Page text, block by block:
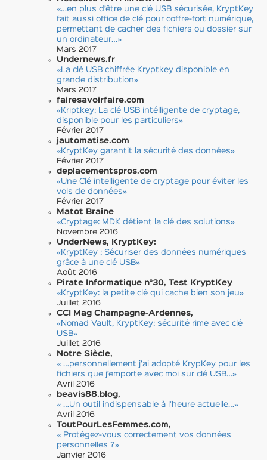
«…en plus d’être une clé USB sécurisée, KryptKey
fait aussi office de clé pour coffre-fort numérique,
permettant de cacher des fichiers ou dossier sur
un ordinateur…»
Mars 2017
Undernews.fr
«La clé USB chiffrée Kryptkey disponible en
grande distribution»
Mars 2017
fairesavoirfaire.com
«Kriptkey: La clé USB intélligente de cryptage,
disponible pour les particuliers»
Février 2017
jautomatise.com
«KryptKey garantit la sécurité des données»
Février 2017
deplacementspros.com
«Une Clé intelligente de cryptage pour éviter les
vols de données»
Février 2017
Matot Braine
«Cryptage: MDK détient la clé des solutions»
Novembre 2016
UnderNews, KryptKey:
«KryptKey : Sécuriser des données numériques
grâce à une clé USB»
Août 2016
Pirate Informatique n°30, Test KryptKey
«KryptKey: la petite clé qui cache bien son jeu»
Juillet 2016
CCI Mag Champagne-Ardennes,
«Nomad Vault, KryptKey: sécurité rime avec clé
USB»
Juillet 2016
Notre Siècle,
« …personnellement j’ai adopté KrypKey pour les
fichiers que j’emporte avec moi sur clé USB…»
Avril 2016
beavis88.blog,
« …Un outil indispensable à l’heure actuelle…»
Avril 2016
ToutPourLesFemmes.com,
« Protégez-vous correctement vos données
personnelles ?»
Janvier 2016